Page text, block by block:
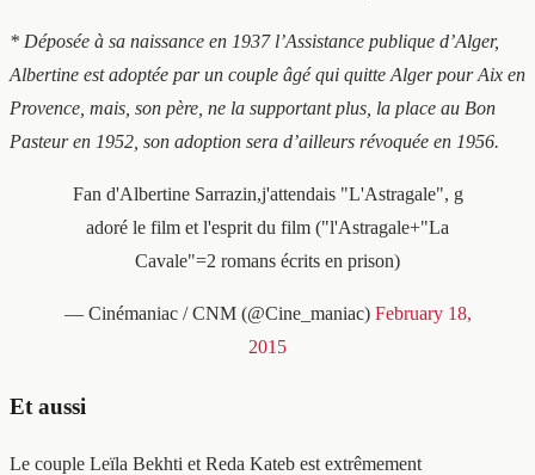
* Déposée à sa naissance en 1937 l’Assistance publique d’Alger,
Albertine est adoptée par un couple âgé qui quitte Alger pour Aix en
Provence, mais, son père, ne la supportant plus, la place au Bon
Pasteur en 1952, son adoption sera d’ailleurs révoquée en 1956.
Fan d'Albertine Sarrazin,j'attendais "L'Astragale", g
adoré le film et l'esprit du film ("l'Astragale+"La
Cavale"=2 romans écrits en prison)
— Cinémaniac / CNM (@Cine_maniac) February 18,
2015
Et aussi
Le couple Leïla Bekhti et Reda Kateb est extrêmement